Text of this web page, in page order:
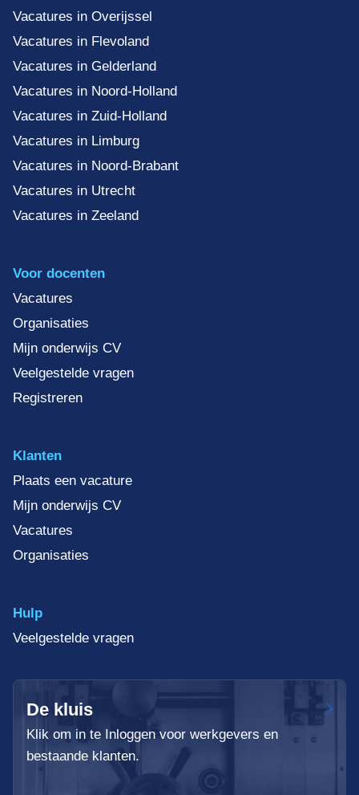
Vacatures in Overijssel
Vacatures in Flevoland
Vacatures in Gelderland
Vacatures in Noord-Holland
Vacatures in Zuid-Holland
Vacatures in Limburg
Vacatures in Noord-Brabant
Vacatures in Utrecht
Vacatures in Zeeland
Voor docenten
Vacatures
Organisaties
Mijn onderwijs CV
Veelgestelde vragen
Registreren
Klanten
Plaats een vacature
Mijn onderwijs CV
Vacatures
Organisaties
Hulp
Veelgestelde vragen
De kluis
Klik om in te Inloggen voor werkgevers en
bestaande klanten.